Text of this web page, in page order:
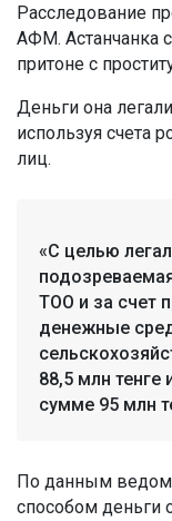
Расследование
АФМ. Астанчанка
притоне с
Деньги она
используя счета
лиц.
«С целью
ТОО и за счет
денежные
88,5 млн тенге
сумме 95 млн
По данным
способом деньги